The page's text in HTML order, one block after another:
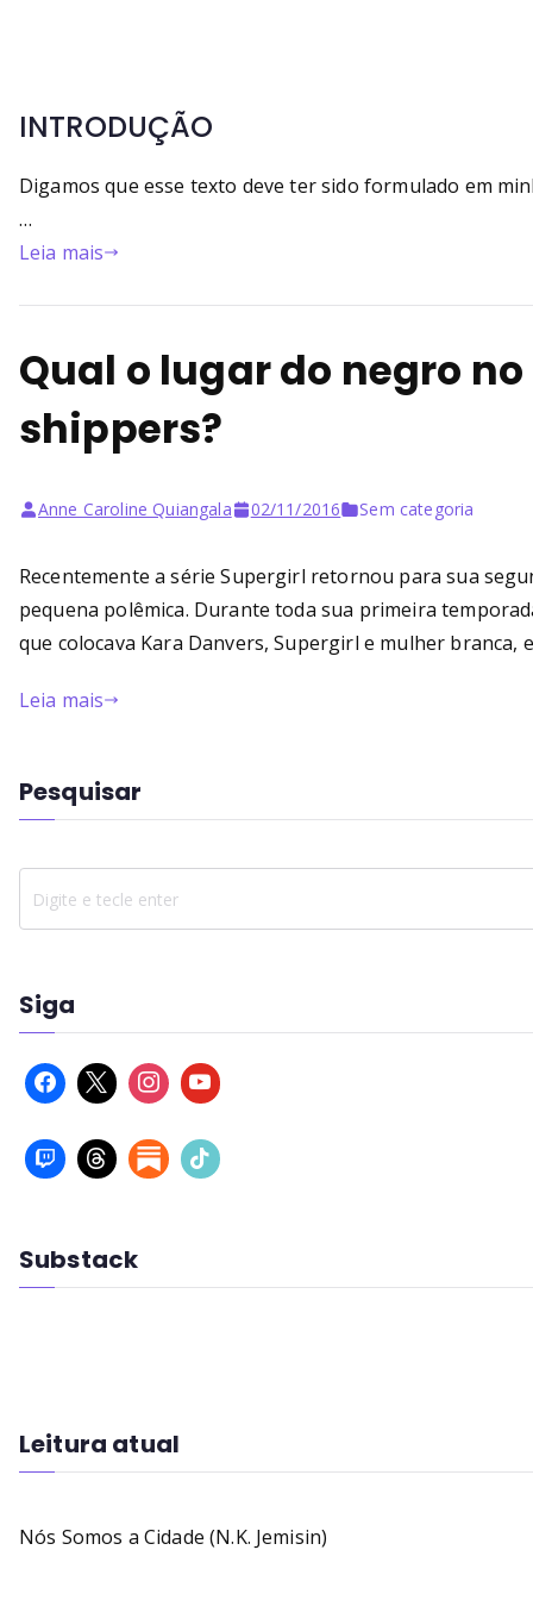
INTRODUÇÃO
Digamos que esse texto deve ter sido formulado em
…
Leia mais
Qual o lugar do negro
shippers?
Anne Caroline Quiangala 02/11/2016 Sem categoria
Recentemente a série Supergirl retornou para sua
pequena polêmica. Durante toda sua primeira
que colocava Kara Danvers, Supergirl e mulher branca,
Leia mais
Pesquisar
Siga
Substack
Leitura atual
Nós Somos a Cidade (N.K. Jemisin)